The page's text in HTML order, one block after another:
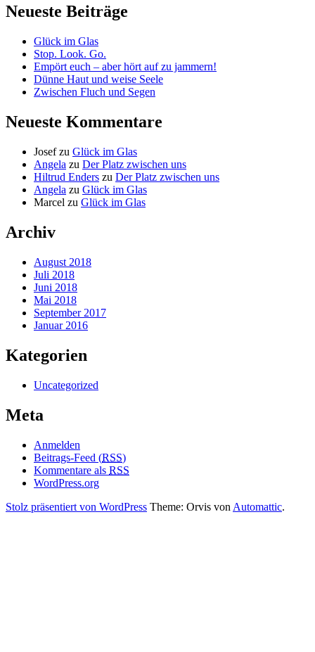
Neueste Beiträge
Glück im Glas
Stop. Look. Go.
Empört euch – aber hört auf zu jammern!
Dünne Haut und weise Seele
Zwischen Fluch und Segen
Neueste Kommentare
Josefzu Glück im Glas
Angela zu Der Platz zwischen uns
Hiltrud Enders zu Der Platz zwischen uns
Angela zu Glück im Glas
Marcel zu Glück im Glas
Archiv
August 2018
Juli 2018
Juni 2018
Mai 2018
September 2017
Januar 2016
Kategorien
Uncategorized
Meta
Anmelden
Beitrags-Feed (RSS)
Kommentare als RSS
WordPress.org
Stolz präsentiert von WordPress Theme: Orvis von Automattic.